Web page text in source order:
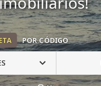
POR CÓDIGO